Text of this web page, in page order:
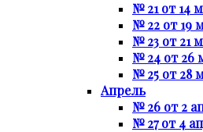
№ 21 от 14
№ 22 от 19
№ 23 от 21
№ 24 от 26
№ 25 от 28
Апрель
№ 26 от 2
№ 27 от 4